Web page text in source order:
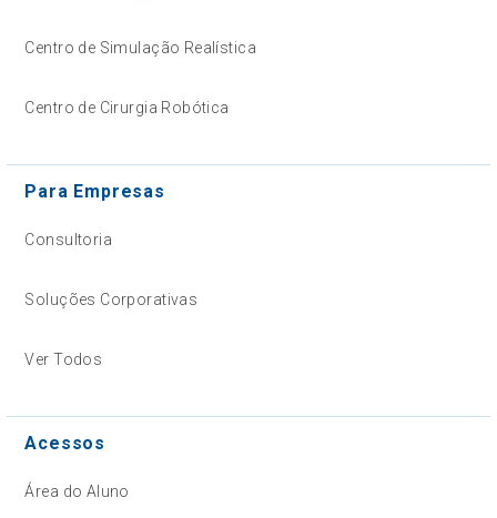
Centro de Simulação Realística
Centro de Cirurgia Robótica
Para Empresas
Consultoria
Soluções Corporativas
Ver Todos
Acessos
Área do Aluno